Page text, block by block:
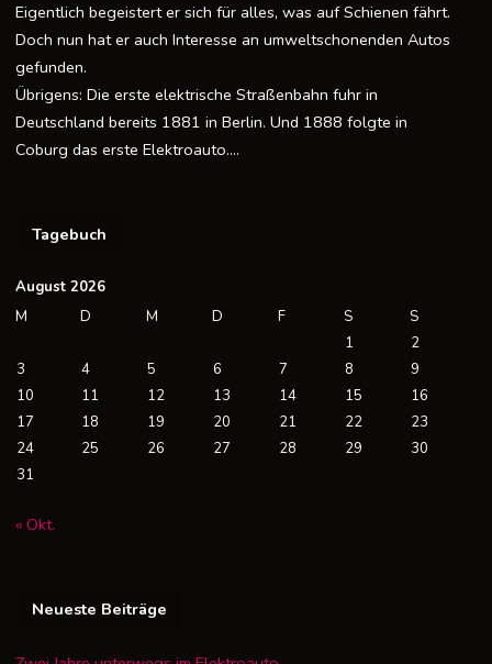
Eigentlich begeistert er sich für alles, was auf Schienen fährt.
Doch nun hat er auch Interesse an umweltschonenden Autos
gefunden.
Übrigens: Die erste elektrische Straßenbahn fuhr in
Deutschland bereits 1881 in Berlin. Und 1888 folgte in
Coburg das erste Elektroauto….
Tagebuch
August 2026
M
D M D F S
S
1
2
3
4 5 6 7 8
9
10
11 12 13 14 15
16
17
18 19 20 21 22
23
24
25 26 27 28 29
30
31
« Okt.
Neueste Beiträge